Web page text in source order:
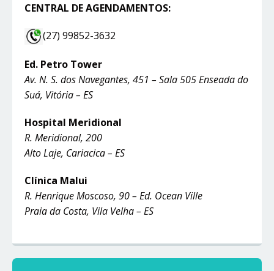
CENTRAL DE AGENDAMENTOS:
(27) 99852-3632
Ed. Petro Tower
Av. N. S. dos Navegantes, 451 – Sala 505 Enseada do
Suá, Vitória – ES
Hospital Meridional
R. Meridional, 200
Alto Laje, Cariacica – ES
Clínica Malui
R. Henrique Moscoso, 90 – Ed. Ocean Ville
Praia da Costa, Vila Velha – ES